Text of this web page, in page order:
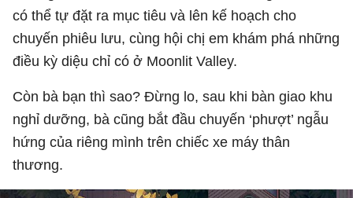
có thể tự đặt ra mục tiêu và lên kế hoạch cho
chuyến phiêu lưu, cùng hội chị em khám phá những
điều kỳ diệu chỉ có ở Moonlit Valley.
Còn bà bạn thì sao? Đừng lo, sau khi bàn giao khu
nghỉ dưỡng, bà cũng bắt đầu chuyến ‘phượt’ ngẫu
hứng của riêng mình trên chiếc xe máy thân
thương.